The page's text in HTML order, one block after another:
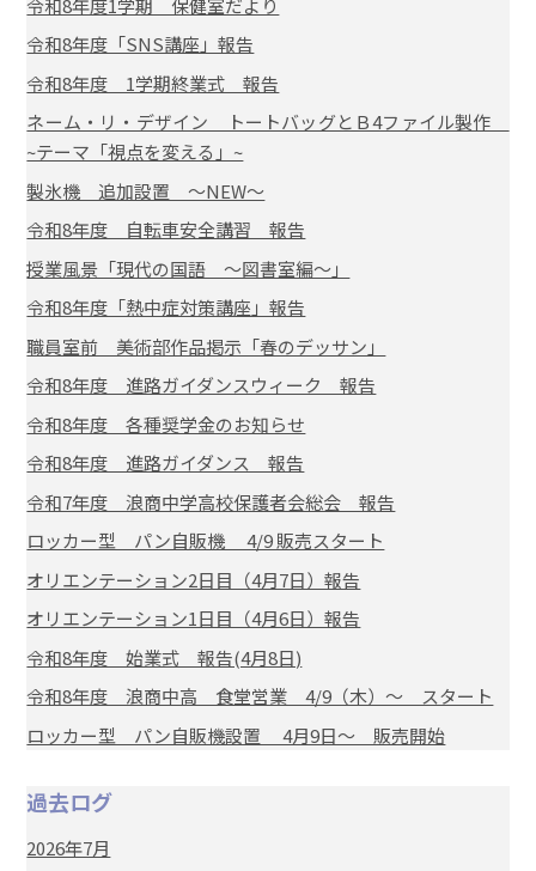
令和8年度1学期 保健室だより
令和8年度「SNS講座」報告
令和8年度 1学期終業式 報告
ネーム・リ・デザイン トートバッグとＢ4ファイル製作
~テーマ「視点を変える」~
製氷機 追加設置 ～NEW～
令和8年度 自転車安全講習 報告
授業風景「現代の国語 ～図書室編～」
令和8年度「熱中症対策講座」報告
職員室前 美術部作品掲示「春のデッサン」
令和8年度 進路ガイダンスウィーク 報告
令和8年度 各種奨学金のお知らせ
令和8年度 進路ガイダンス 報告
令和7年度 浪商中学高校保護者会総会 報告
ロッカー型 パン自販機 4/9 販売スタート
オリエンテーション2日目（4月7日）報告
オリエンテーション1日目（4月6日）報告
令和8年度 始業式 報告(4月8日)
令和8年度 浪商中高 食堂営業 4/9（木）～ スタート
ロッカー型 パン自販機設置 4月9日～ 販売開始
過去ログ
2026年7月